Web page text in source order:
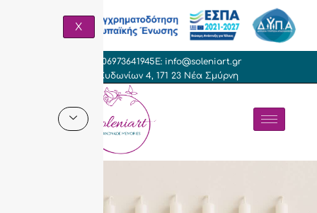
T: +306973641945 E: info@soleniart.gr
Γρ. Κυδωνίων 4, 171 23 Νέα Σμύρνη
X